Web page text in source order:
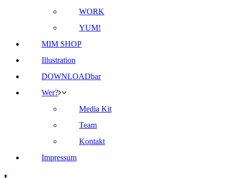
WORK
YUM!
MIM SHOP
Illustration
DOWNLOADbar
Wer?
Media Kit
Team
Kontakt
Impressum